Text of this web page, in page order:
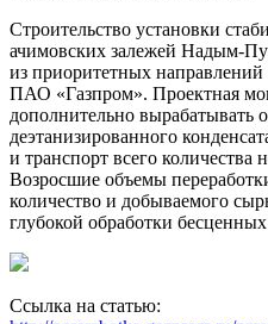
Строительство установки
ачимовских залежей Надым-
из приоритетных
ПАО «Газпром». Проектная
дополнительно вырабатывать
деэтанизированного
и транспорт всего количества
Возросшие объемы
количество и добываемого
глубокой обработки
Ссылка на статью: